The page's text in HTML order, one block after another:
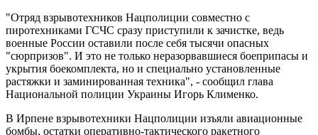
"Отряд взрывотехников Нацполиции совместно с
пиротехниками ГСЧС сразу приступили к зачистке, ведь
военные России оставили после себя тысячи опасных
"сюрпризов". И это не только неразорвавшиеся боеприпасы и
укрытия боекомплекта, но и специально установленные
растяжки и заминированная техника", - сообщил глава
Национальной полиции Украины Игорь Клименко.
В Ирпене взрывотехники Нацполиции изъяли авиационные
бомбы, остатки оперативно-тактического ракетного